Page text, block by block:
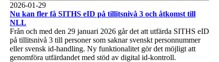
1 av 1
2026-01-29
Nu kan fler få SITHS eID på tillitsnivå 3 och åtkomst till
NLL
Från och med den 29 januari 2026 går det att utfärda SITHS eID
på tillitsnivå 3 till personer som saknar svenskt personnummer
eller svensk id-handling. Ny funktionalitet gör det möjligt att
genomföra utfärdandet med stöd av digital id-kontroll.